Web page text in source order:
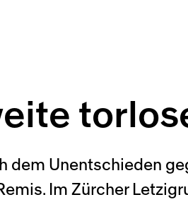
dem Unentschieden
Im Zürcher